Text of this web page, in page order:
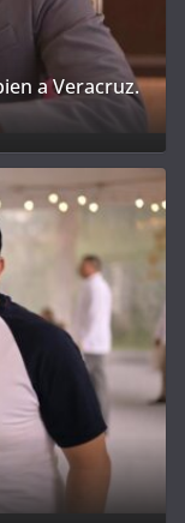
a Veracruz.